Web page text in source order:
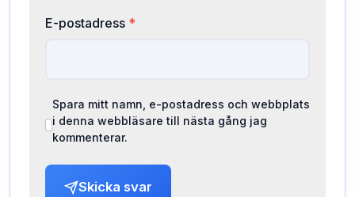
E-postadress *
Spara mitt namn, e-postadress och webbplats
i denna webbläsare till nästa gång jag
kommenterar.
Skicka svar